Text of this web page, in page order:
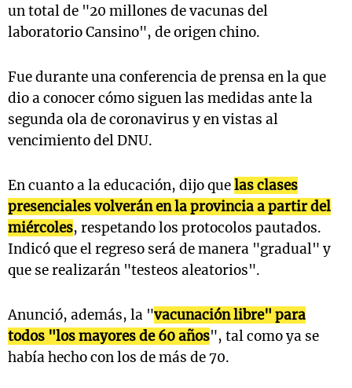
un total de "20 millones de vacunas del
laboratorio Cansino", de origen chino.
Fue durante una conferencia de prensa en la que
dio a conocer cómo siguen las medidas ante la
segunda ola de coronavirus y en vistas al
vencimiento del DNU.
En cuanto a la educación, dijo quelas clases
presenciales volverán en la provincia a partir del
miércoles, respetando los protocolos pautados.
Indicó que el regreso será de manera "gradual" y
que se realizarán "testeos aleatorios".
Anunció, además, la "vacunación libre" para
todos "los mayores de 60 años", tal como ya se
había hecho con los de más de 70.
Mundial 2026
La Sole en
Cadena 3